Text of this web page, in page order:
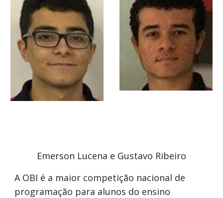
Emerson Lucena e Gustavo Ribeiro
A OBI é a maior competição nacional de
programação para alunos do ensino